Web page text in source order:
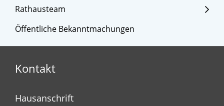
Rathausteam
Öffentliche Bekanntmachungen
Kontakt
Hausanschrift